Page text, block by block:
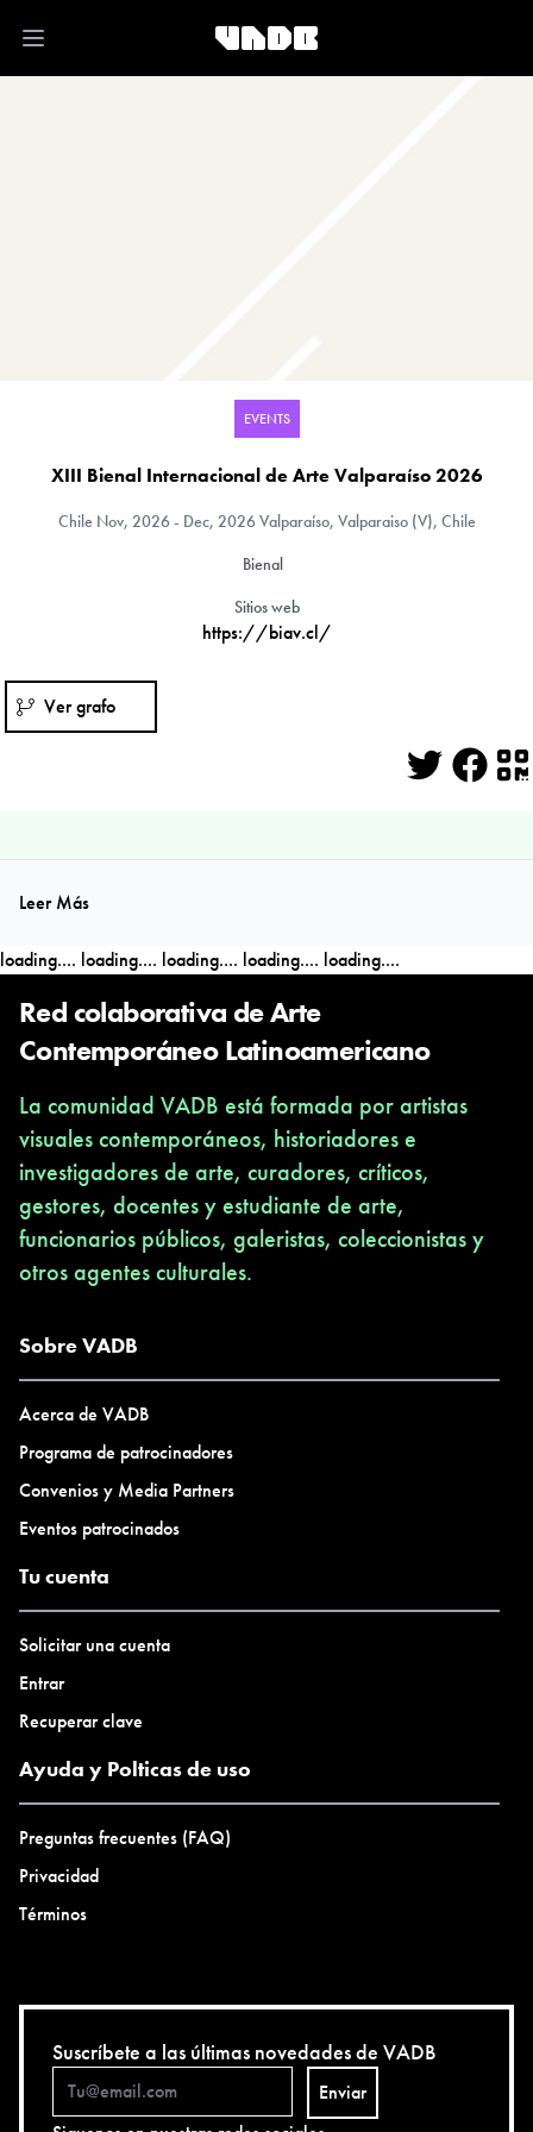
Open main menu
EVENTS
XIII Bienal Internacional de Arte Valparaíso 2026
Chile Nov, 2026 - Dec, 2026 Valparaíso, Valparaiso (V), Chile
Bienal
Sitios web
https://biav.cl/
Ver grafo
Leer Más
loading.... loading.... loading.... loading.... loading....
Red colaborativa de Arte
Contemporáneo Latinoamericano
La comunidad VADB está formada por artistas
visuales contemporáneos, historiadores e
investigadores de arte, curadores, críticos,
gestores, docentes y estudiante de arte,
funcionarios públicos, galeristas, coleccionistas y
otros agentes culturales.
Sobre VADB
Acerca de VADB
Programa de patrocinadores
Convenios y Media Partners
Eventos patrocinados
Tu cuenta
Solicitar una cuenta
Entrar
Recuperar clave
Ayuda y Polticas de uso
Preguntas frecuentes (FAQ)
Privacidad
Términos
Suscríbete a las últimas novedades de VADB
Enviar